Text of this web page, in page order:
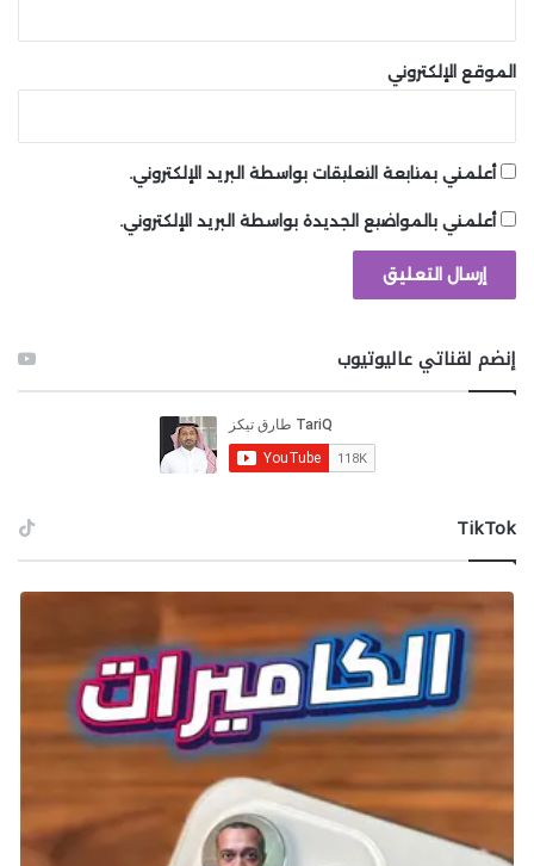
الأسلحة أو الذخيرة، للتعامل معهم، وفوق ذلك، فهو ليس
فهم ما حدث بعد القفزة الزمنية في القصة، إنها واحدة من
تلك الألعاب التي تحتاج عدة ساعات قبل أن تبدأ في التعلق
بها.
Kingdom Hearts 2
تظل Kingdom Hearts 2 اللعبة المفضلة في السلسلة
للعديد من محبي السلسلة، لكن يدرك الجميع جيدًا أن
الساعة الأولى ليست الأفضل. بعد مقدمة مذهلة من أداء
أوتادا هيكارو ومشهد CG رائع، تتحكم في روكساس الذي
يتجول في Twilight Town مع أصدقائه. يتناول آيس كريم
بالملح البحري، ويصادف سايفر في شبابه، ويقضي الوقت
بينما تبدأ التشققات بالظهور في حياته التي تبدو مثالية.
صحيح أن النتيجة النهائية تستحق الانتظار بعض الشيء
الموقع الإلكتروني
أعلمني بمتابعة التعليقات بواسطة البريد الإلكتروني.
أعلمني بالمواضيع الجديدة بواسطة البريد الإلكتروني.
إنضم لقناتي عاليوتيوب
‫TikTok